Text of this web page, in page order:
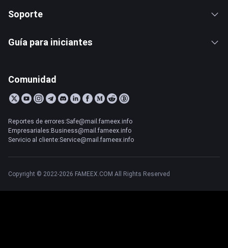
Soporte
Guía para iniciantes
Comunidad
Reportes de errores:Safe@mail.fameex.info
Empresariales:Business@mail.fameex.info
Servicio al cliente:Service@mail.fameex.info
Copyright © 2022-2026 FAMEEX.COM All Rights Reserved